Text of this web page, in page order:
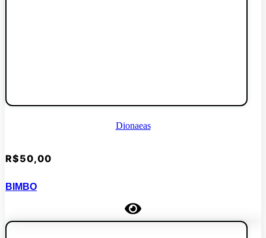
Dionaeas
R$50,00
BIMBO